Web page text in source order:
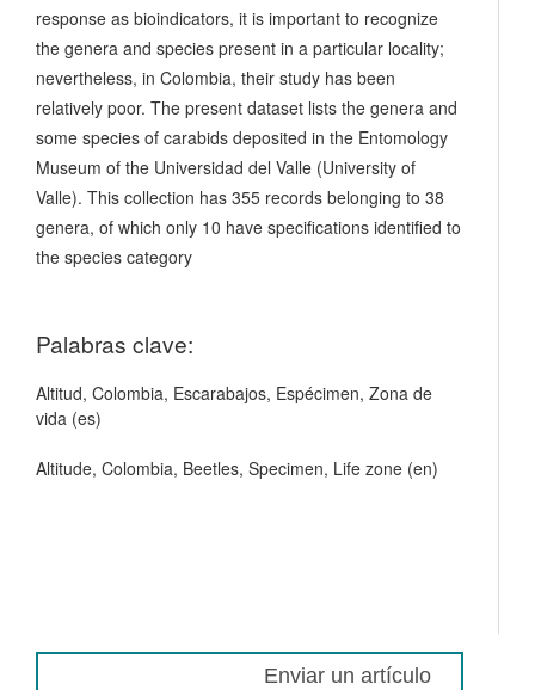
response as bioindicators, it is important to recognize
the genera and species present in a particular locality;
nevertheless, in Colombia, their study has been
relatively poor. The present dataset lists the genera and
some species of carabids deposited in the Entomology
Museum of the Universidad del Valle (University of
Valle). This collection has 355 records belonging to 38
genera, of which only 10 have specifications identified to
the species category
Palabras clave:
Altitud, Colombia, Escarabajos, Espécimen, Zona de
vida (es)
Altitude, Colombia, Beetles, Specimen, Life zone (en)
Enviar un artículo